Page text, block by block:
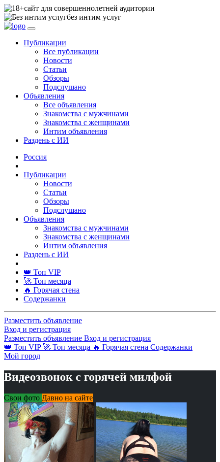
сайт для совершеннолетней аудитории
без интим услуг
Публикации
Все публикации
Новости
Статьи
Обзоры
Подслушано
Объявления
Все объявления
Знакомства с мужчинами
Знакомства с женщинами
Интим объявления
Раздень с ИИ
Россия
Публикации
Новости
Статьи
Обзоры
Подслушано
Объявления
Знакомства с мужчинами
Знакомства с женщинами
Интим объявления
Раздень с ИИ
👑 Топ VIP
🚀 Топ месяца
🔥 Горячая стена
Содержанки
Разместить объявление
Вход и регистрация
Разместить объявление Вход и регистрация
👑 Топ VIP 🚀 Топ месяца 🔥 Горячая стена Содержанки
Мой город
Видеозвонок с горячей милфой
Свои фото Давно на сайте